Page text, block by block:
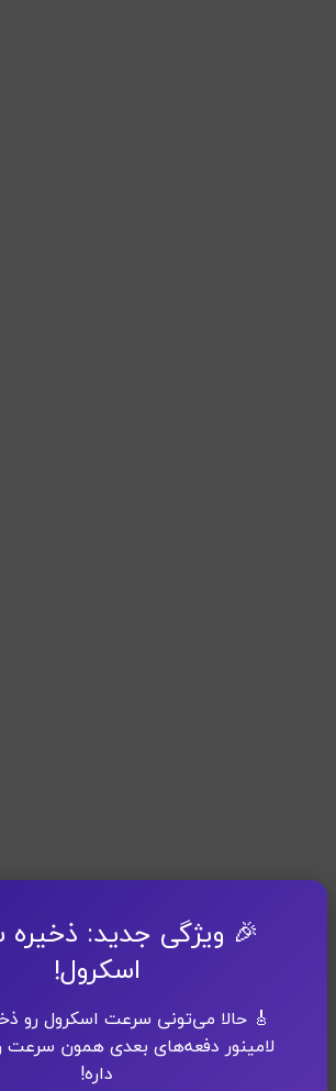
🎉 ویژگی جدید:
اسکرول!
🎸 حالا می‌تونی سرعت اسکرول رو
لامینور دفعه‌های بعدی همون سرعت
داره!